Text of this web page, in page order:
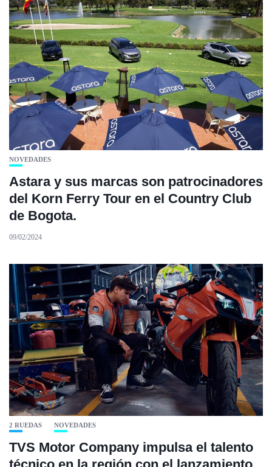
NOVEDADES
Astara y sus marcas son patrocinadores
del Korn Ferry Tour en el Country Club
de Bogota.
09/02/2024
2 RUEDAS NOVEDADES
TVS Motor Company impulsa el talento